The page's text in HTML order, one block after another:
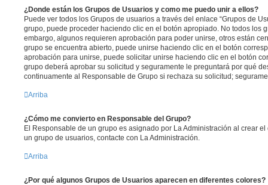
¿Donde están los Grupos de Usuarios y como me puedo unir a ellos?
Puede ver todos los Grupos de usuarios a través del enlace “Grupos de
grupo, puede proceder haciendo clic en el botón apropiado. No todos los
embargo, algunos requieren aprobación para poder unirse, otros están
grupo se encuentra abierto, puede unirse haciendo clic en el botón
aprobación para unirse, puede solicitar unirse haciendo clic en el botón
grupo deberá aprobar su solicitud y seguramente le preguntará por qué
continuamente al Responsable de Grupo si rechaza su solicitud;
Arriba
¿Cómo me convierto en Responsable del Grupo?
El Responsable de un grupo es asignado por La Administración al crear
un grupo de usuarios, contacte con La Administración.
Arriba
¿Por qué algunos Grupos de Usuarios aparecen en diferentes colores?